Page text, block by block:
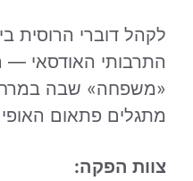
לקהל דוברי הרוסית
התרבותי האודסאי —
«משפחה» שבה
מתגלים פתאום
צוות הפקה: